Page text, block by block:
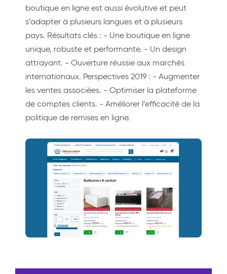
boutique en ligne est aussi évolutive et peut
s’adapter à plusieurs langues et à plusieurs
pays. Résultats clés : - Une boutique en ligne
unique, robuste et performante. - Un design
attrayant. - Ouverture réussie aux marchés
internationaux. Perspectives 2019 : - Augmenter
les ventes associées. - Optimiser la plateforme
de comptes clients. - Améliorer l’efficacité de la
politique de remises en ligne.